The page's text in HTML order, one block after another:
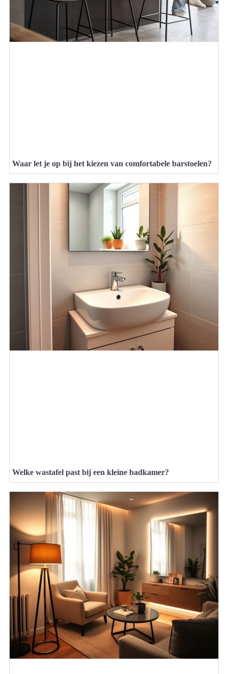
Waar let je op bij het kiezen van comfortabele barstoelen?
Welke wastafel past bij een kleine badkamer?